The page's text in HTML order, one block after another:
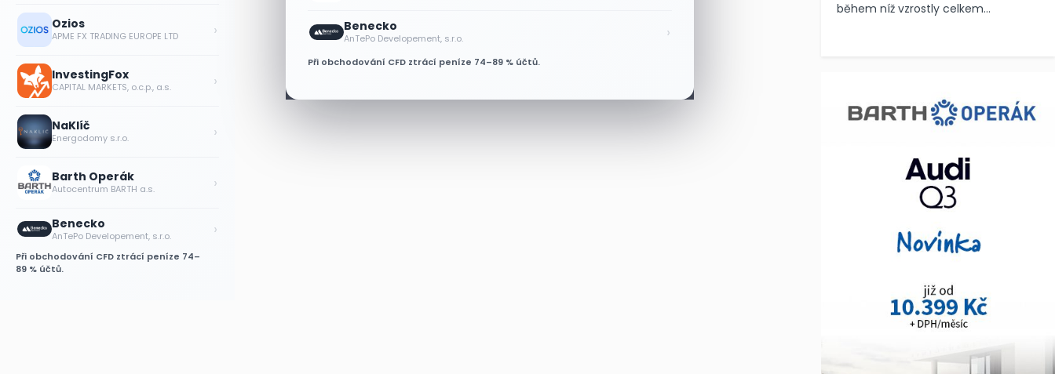
Benecko
AnTePo Developement, s.r.o. ›
Při obchodování CFD ztrácí peníze 74–89 % účtů.
Ozios
APME FX TRADING EUROPE LTD ›
InvestingFox
CAPITAL MARKETS, o.c.p., a.s. ›
NaKlíč
Energodomy s.r.o. ›
Barth Operák
Autocentrum BARTH a.s. ›
Benecko
AnTePo Developement, s.r.o. ›
Při obchodování CFD ztrácí peníze 74–
89 % účtů.
během níž vzrostly celkem...